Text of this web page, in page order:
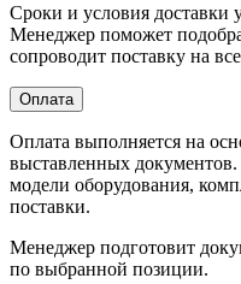
Сроки и условия доставки
Менеджер поможет
сопроводит поставку на
Оплата
Оплата выполняется на
выставленных документов.
модели оборудования,
поставки.
Менеджер подготовит
по выбранной позиции.